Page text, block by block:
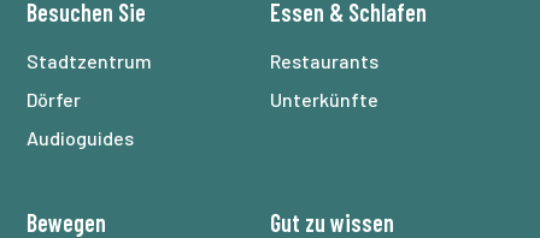
Besuchen Sie
Stadtzentrum
Dörfer
Audioguides
Essen & Schlafen
Restaurants
Unterkünfte
Bewegen Gut zu wissen